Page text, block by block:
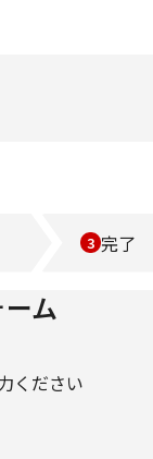
完了
ム
ください